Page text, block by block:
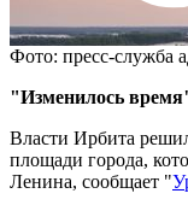
Фото: пресс-служба
"Изменилось
Власти Ирбита
площади города,
Ленина, сообщает "